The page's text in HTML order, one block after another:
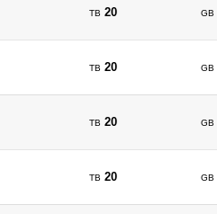
GB
20
TB
GB
20
TB
GB
20
TB
GB
20
TB